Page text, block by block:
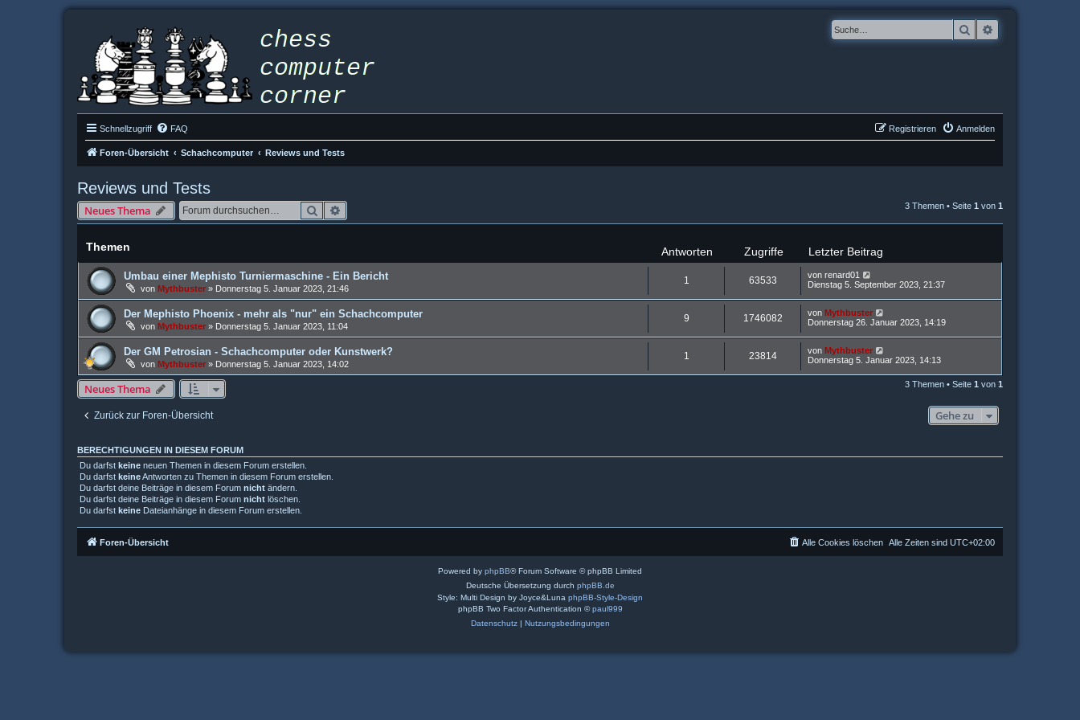
Suche
Schnellzugriff FAQ Anmelden
Registrieren
Foren-Übersicht Schachcomputer Reviews und Tests
Reviews und Tests
Neues Thema Suche 3 Themen • Seite 1 von 1
Themen Antworten Zugriffe Letzter Beitrag
Umbau einer Mephisto Turniermaschine - Ein Bericht
von Mythbuster » Donnerstag 5. Januar 2023, 21:46
1 63533 von renard01
Dienstag 5. September 2023, 21:37
Der Mephisto Phoenix - mehr als "nur" ein Schachcomputer
von Mythbuster » Donnerstag 5. Januar 2023, 11:04
9 1746082 von Mythbuster
Donnerstag 26. Januar 2023, 14:19
Der GM Petrosian - Schachcomputer oder Kunstwerk?
von Mythbuster » Donnerstag 5. Januar 2023, 14:02
1 23814 von Mythbuster
Donnerstag 5. Januar 2023, 14:13
Neues Thema 3 Themen • Seite 1 von 1
Zurück zur Foren-Übersicht Gehe zu
BERECHTIGUNGEN IN DIESEM FORUM
Du darfst keine neuen Themen in diesem Forum erstellen.
Du darfst keineAntworten zu Themen in diesem Forum erstellen.
Du darfst deine Beiträge in diesem Forum nicht ändern.
Du darfst deine Beiträge in diesem Forum nicht löschen.
Du darfst keine Dateianhänge in diesem Forum erstellen.
Foren-Übersicht Alle Zeiten sind UTC+02:00
Alle Cookies löschen
Powered by phpBB® Forum Software © phpBB Limited
Deutsche Übersetzung durch phpBB.de
Style: Multi Design by Joyce&Luna phpBB-Style-Design
phpBB Two Factor Authentication ©paul999
Datenschutz| Nutzungsbedingungen